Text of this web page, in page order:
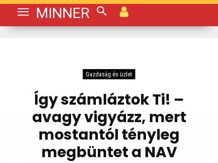
MINNER
Gazdaság és üzlet
Így számláztok Ti! –
avagy vigyázz, mert
mostantól tényleg
megbüntet a NAV